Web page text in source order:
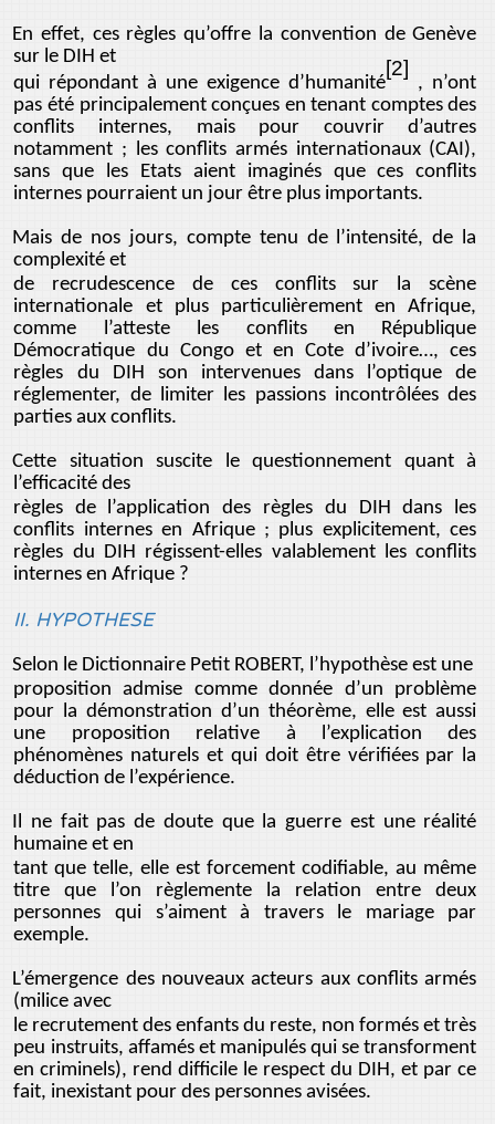
En effet, ces règles qu’offre la convention de Genève
sur le DIH et
qui répondant à une exigence d’humanité
[2]
, n’ont
pas été principalement conçues en tenant comptes des
conflits internes, mais pour couvrir d’autres
notamment ; les conflits armés internationaux (CAI),
sans que les Etats aient imaginés que ces conflits
internes pourraient un jour être plus importants.
Mais de nos jours, compte tenu de l’intensité, de la
complexité et
de recrudescence de ces conflits sur la scène
internationale et plus particulièrement en Afrique,
comme l’atteste les conflits en République
Démocratique du Congo et en Cote d’ivoire…, ces
règles du DIH son intervenues dans l’optique de
réglementer, de limiter les passions incontrôlées des
parties aux conflits.
Cette situation suscite le questionnement quant à
l’efficacité des
règles de l’application des règles du DIH dans les
conflits internes en Afrique ; plus explicitement, ces
règles du DIH régissent-elles valablement les conflits
internes en Afrique ?
II. HYPOTHESE
Selon le Dictionnaire Petit ROBERT, l’hypothèse est une
proposition admise comme donnée d’un problème
pour la démonstration d’un théorème, elle est aussi
une proposition relative à l’explication des
phénomènes naturels et qui doit être vérifiées par la
déduction de l’expérience.
Il ne fait pas de doute que la guerre est une réalité
humaine et en
tant que telle, elle est forcement codifiable, au même
titre que l’on règlemente la relation entre deux
personnes qui s’aiment à travers le mariage par
exemple.
L’émergence des nouveaux acteurs aux conflits armés
(milice avec
le recrutement des enfants du reste, non formés et très
peu instruits, affamés et manipulés qui se transforment
en criminels), rend difficile le respect du DIH, et par ce
fait, inexistant pour des personnes avisées.